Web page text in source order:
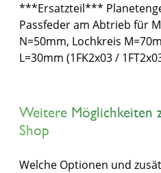
***Ersatzteil***
Passfeder am Abtrieb für
N=50mm, Lochkreis
L=30mm (1FK2x03 /
Weitere Möglichkeiten
Shop
Welche Optionen und